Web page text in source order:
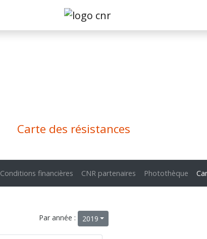
Carte des résistances
Conditions financières CNR partenaires Photothèque
Par année : 2019